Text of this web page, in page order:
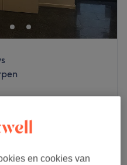
en cookies van